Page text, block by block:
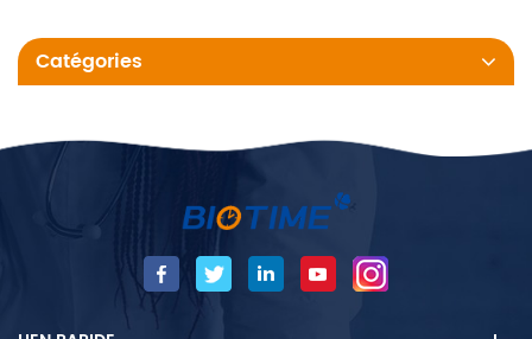
filtration glomérulaire, mais sa
sécrétion tubulaire, sa
dépendance à la masse
inflammatoires et les
interférences analytiques
peuvent limiter son utilité.
Ainsi, Cys-C a été proposé
biomarqueur de la fonction
rénale.
Catégories